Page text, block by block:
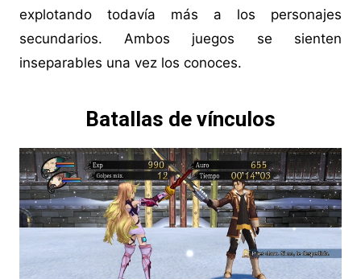
explotando todavía más a los personajes
secundarios. Ambos juegos se sienten
inseparables una vez los conoces.
Batallas de vínculos